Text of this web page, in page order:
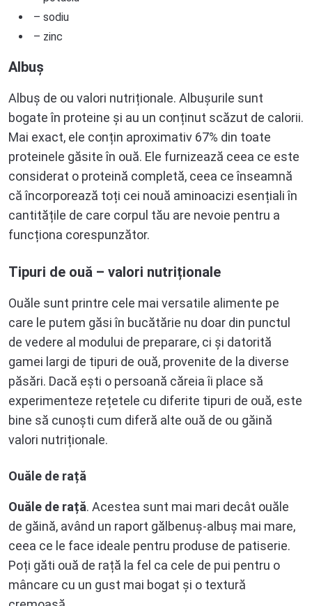
– sodiu
– zinc
Albuș
Albuș de ou valori nutriționale. Albușurile sunt
bogate în proteine și au un conținut scăzut de calorii.
Mai exact, ele conțin aproximativ 67% din toate
proteinele găsite în ouă. Ele furnizează ceea ce este
considerat o proteină completă, ceea ce înseamnă
că încorporează toți cei nouă aminoacizi esențiali în
cantitățile de care corpul tău are nevoie pentru a
funcționa corespunzător.
Tipuri de ouă – valori nutriționale
Ouăle sunt printre cele mai versatile alimente pe
care le putem găsi în bucătărie nu doar din punctul
de vedere al modului de preparare, ci și datorită
gamei largi de tipuri de ouă, provenite de la diverse
păsări. Dacă ești o persoană căreia îi place să
experimenteze rețetele cu diferite tipuri de ouă, este
bine să cunoști cum diferă alte ouă de ou găină
valori nutriționale.
Ouăle de rață
Ouăle de rață. Acestea sunt mai mari decât ouăle
de găină, având un raport gălbenuș-albuș mai mare,
ceea ce le face ideale pentru produse de patiserie.
Poți găti ouă de rață la fel ca cele de pui pentru o
mâncare cu un gust mai bogat și o textură